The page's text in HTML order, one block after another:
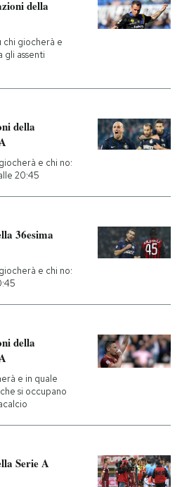
della
chi giocherà e
gli assenti
della
e chi no:
20:45
36esima
e chi no:
della
e in quale
si occupano
Serie A